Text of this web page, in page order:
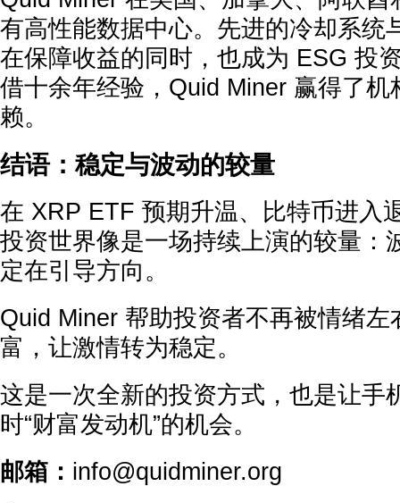
有高性能数据中心。先进的冷却系统
在保障收益的同时，也成为 ESG 投
借十余年经验，Quid Miner 赢得了机
赖。
结语：稳定与波动的较量
在 XRP ETF 预期升温、比特币进入
投资世界像是一场持续上演的较量：
定在引导方向。
Quid Miner 帮助投资者不再被情绪左
富，让激情转为稳定。
这是一次全新的投资方式，也是让手
时“财富发动机”的机会。
邮箱： info@quidminer.org